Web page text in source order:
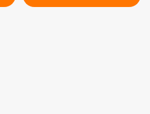
l'élection présidentielle